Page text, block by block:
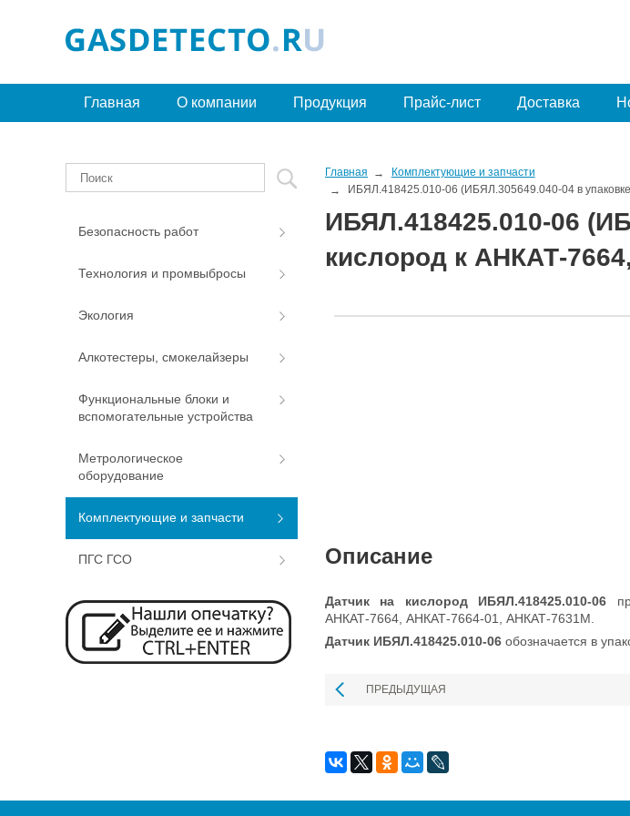
Главная О компании Продукция Прайс-лист Доставка
Главная
Комплектующие и запчасти
ИБЯЛ.418425.010-06 (ИБЯЛ.305649.040-04 в
ИБЯЛ.418425.010-06
кислород к АНКАТ-
Описание
Датчик на кислород ИБЯЛ.418425.010-06
АНКАТ-7664, АНКАТ-7664-01, АНКАТ-7631М.
Датчик ИБЯЛ.418425.010-06 обозначается в
ПРЕДЫДУЩАЯ
Безопасность работ
Технология и промвыбросы
Экология
Алкотестеры, смокелайзеры
Функциональные блоки и
вспомогательные устройства
Метрологическое
оборудование
Комплектующие и запчасти
ПГС ГСО